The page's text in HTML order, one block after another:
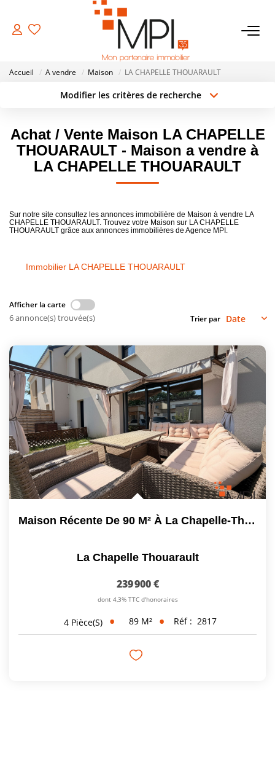
VENTES
Biens À Vendre
LOCATIONS
NOTRE AGENCE
NOS SERVICES
Nos Outils Pour Vendre
ACTUALITÉS
CONTACT
Recrutement
Accueil A vendre Maison LA CHAPELLE THOUARAULT
Modifier les critères de recherche
Sélectionnez...
Type de bien
Surface min
Achat / Vente Maison LA CHAPELLE
THOUARAULT - Maison a vendre à
LA CHAPELLE THOUARAULT
Sur notre site consultez les annonces immobilière de Maison à vendre LA
CHAPELLE THOUARAULT. Trouvez votre Maison sur LA CHAPELLE
THOUARAULT grâce aux annonces immobilières de Agence MPI.
Immobilier LA CHAPELLE THOUARAULT
Afficher la carte
6 annonce(s) trouvée(s) Trier par
Maison Récente De 90 M² À La Chapelle-Thouarault - Un Bien...
La Chapelle Thouarault
239 900 €
dont 4,3% TTC d'honoraires
4 Pièce(s) 89 M² Réf : 2817